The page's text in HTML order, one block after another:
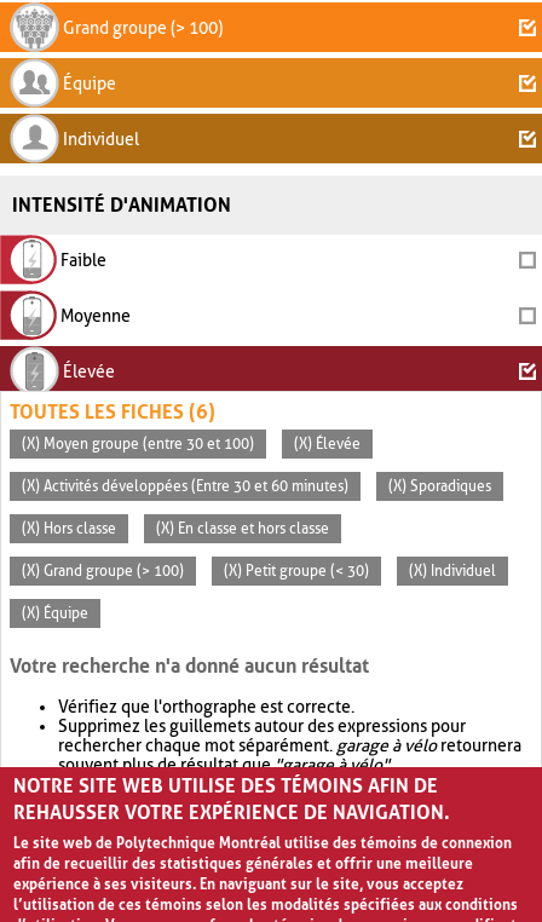
Grand groupe (> 100)
Équipe
Individuel
INTENSITÉ D'ANIMATION
Faible
Moyenne
Élevée
TOUTES LES FICHES (6)
(X) Moyen groupe (entre 30 et 100) (X) Élevée
(X) Activités développées (Entre 30 et 60 minutes) (X) Sporadiques
(X) Hors classe (X) En classe et hors classe
(X) Grand groupe (> 100) (X) Petit groupe (< 30) (X) Individuel
(X) Équipe
Votre recherche n'a donné aucun résultat
Vérifiez que l'orthographe est correcte.
Supprimez les guillemets autour des expressions pour
rechercher chaque mot séparément. garage à véloretournera
souvent plus de résultat que"garage à vélo".
Envisagez d'élargir votre recherche avec OR.garage OR vélo
retournera souvent plus de résultat quegarage à vélo
NOTRE SITE WEB UTILISE DES TÉMOINS AFIN DE
REHAUSSER VOTRE EXPÉRIENCE DE NAVIGATION.
Le site web de Polytechnique Montréal utilise des témoins de connexion
afin de recueillir des statistiques générales et offrir une meilleure
expérience à ses visiteurs. En naviguant sur le site, vous acceptez
l’utilisation de ces témoins selon les modalités spécifiées aux conditions